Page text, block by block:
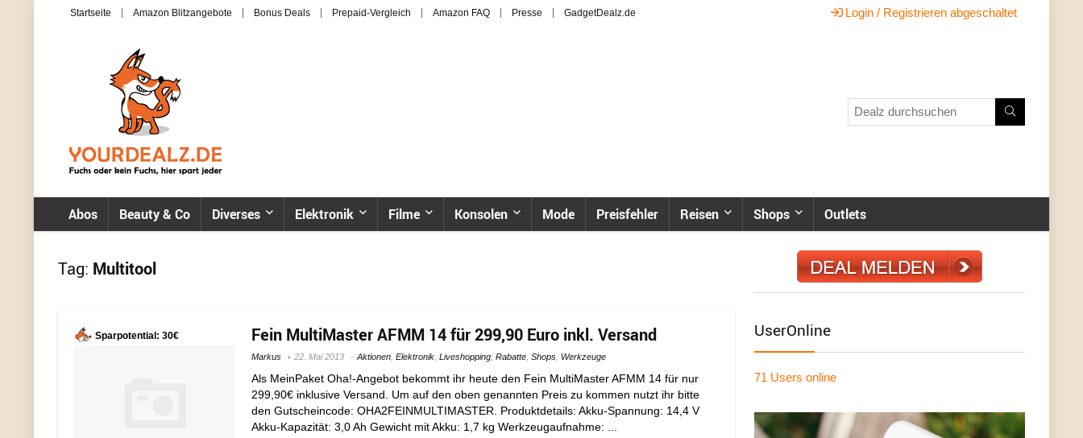
Startseite Amazon Blitzangebote Bonus Deals Prepaid-Vergleich Amazon FAQ Presse GadgetDealz.de Login / Registrieren abgeschaltet
Abos Beauty & Co Diverses Elektronik Filme Konsolen Mode Preisfehler Reisen Shops Outlets
Tag: Multitool
Sparpotential: 30€ Fein MultiMaster AFMM 14 für 299,90 Euro inkl. Versand
Markus 22. Mai 2013 Aktionen Elektronik Liveshopping Rabatte Shops Werkzeuge
Als MeinPaket Oha!-Angebot bekommt ihr heute den Fein MultiMaster AFMM 14 für nur
299,90€ inklusive Versand. Um auf den oben genannten Preis zu kommen nutzt ihr bitte
den Gutscheincode: OHA2FEINMULTIMASTER. Produktdetails: Akku-Spannung: 14,4 V
Akku-Kapazität: 3,0 Ah Gewicht mit Akku: 1,7 kg Werkzeugaufnahme: ...
UserOnline
71 Users online